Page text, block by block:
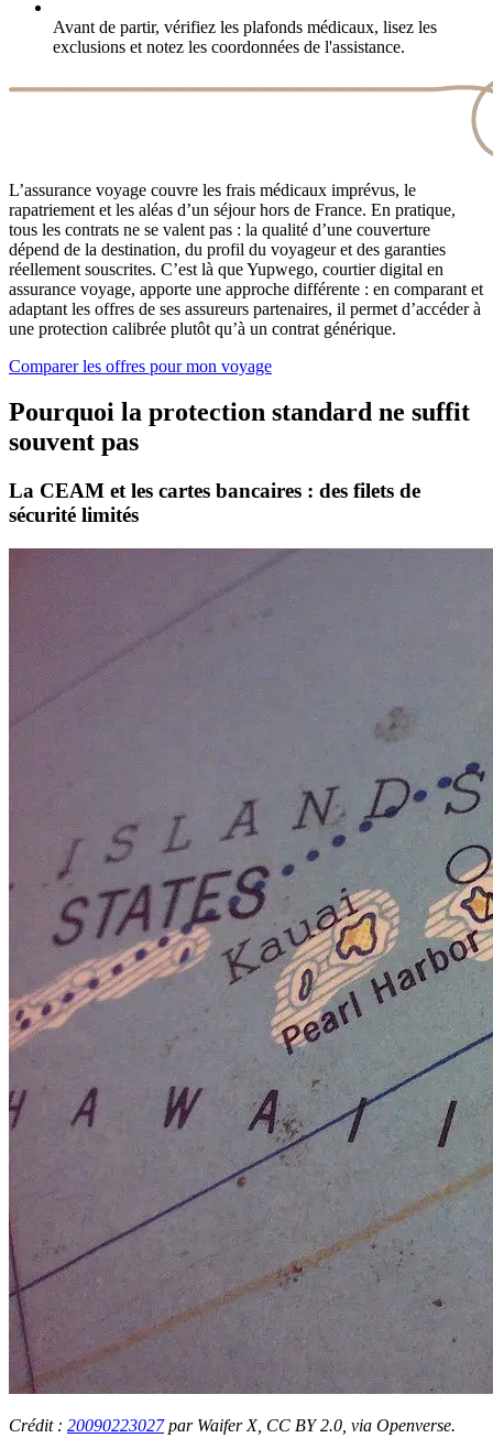
Avant de partir, vérifiez les plafonds médicaux, lisez les
exclusions et notez les coordonnées de l'assistance.
L’assurance voyage couvre les frais médicaux imprévus, le
rapatriement et les aléas d’un séjour hors de France. En pratique,
tous les contrats ne se valent pas : la qualité d’une couverture
dépend de la destination, du profil du voyageur et des garanties
réellement souscrites. C’est là que Yupwego, courtier digital en
assurance voyage, apporte une approche différente : en comparant et
adaptant les offres de ses assureurs partenaires, il permet d’accéder à
une protection calibrée plutôt qu’à un contrat générique.
Comparer les offres pour mon voyage
Pourquoi la protection standard ne suffit
souvent pas
La CEAM et les cartes bancaires : des filets de
sécurité limités
Crédit : 20090223027par Waifer X, CC BY 2.0, via Openverse.